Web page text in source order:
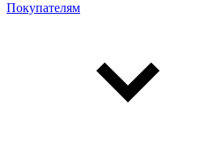
Покупателям